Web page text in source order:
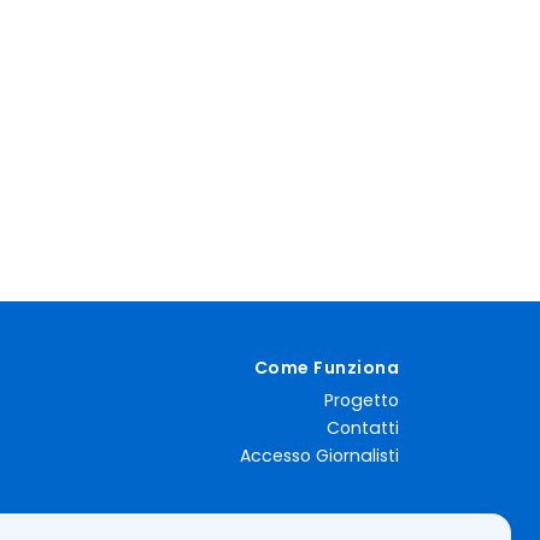
Come Funziona
Progetto
Contatti
Accesso Giornalisti